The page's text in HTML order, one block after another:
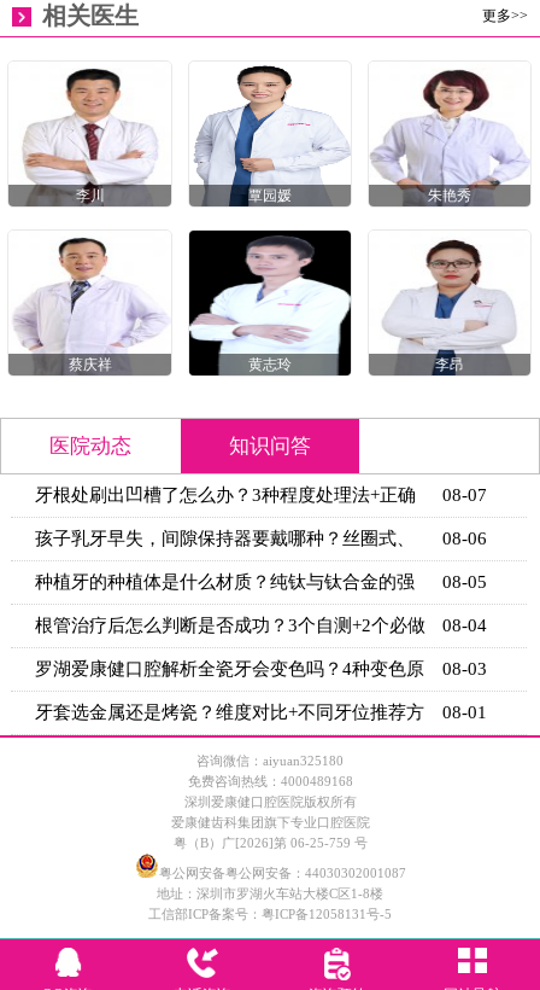
更多>>
相关医生
李川 覃园媛 朱艳秀
蔡庆祥 黄志玲 李昂
医院动态 知识问答
牙根处刷出凹槽了怎么办？3种程度处理法+正确
刷牙姿势
08-07
孩子乳牙早失，间隙保持器要戴哪种？丝圈式、
舌弓式、
08-06
种植牙的种植体是什么材质？纯钛与钛合金的强
度与生物
08-05
根管治疗后怎么判断是否成功？3个自测+2个必做
检查
08-04
罗湖爱康健口腔解析全瓷牙会变色吗？4种变色原
因+5个
08-03
牙套选金属还是烤瓷？维度对比+不同牙位推荐方 08-01
咨询微信：aiyuan325180
免费咨询热线：4000489168
深圳爱康健口腔医院版权所有
爱康健齿科集团旗下专业口腔医院
粤（B）广[2026]第 06-25-759 号
粤公网安备粤公网安备：44030302001087
地址：深圳市罗湖火车站大楼C区1-8楼
工信部ICP备案号： 粤ICP备12058131号-5